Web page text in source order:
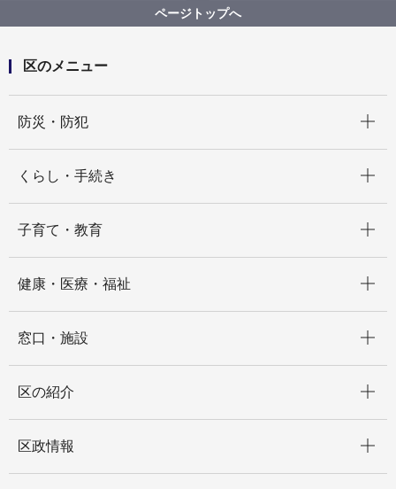
商店街のハロウィンイベントに参加しました
ページトップへ
区のメニュー
防災・防犯
くらし・手続き
子育て・教育
健康・医療・福祉
窓口・施設
区の紹介
区政情報